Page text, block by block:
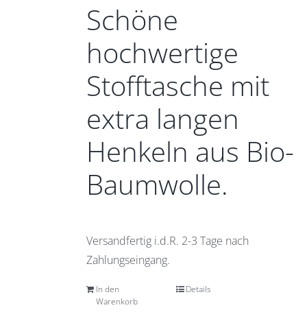
Schöne
hochwertige
Stofftasche mit
extra langen
Henkeln aus Bio-
Baumwolle.
Versandfertig i.d.R. 2-3 Tage nach
Zahlungseingang.
In den
Warenkorb
Details